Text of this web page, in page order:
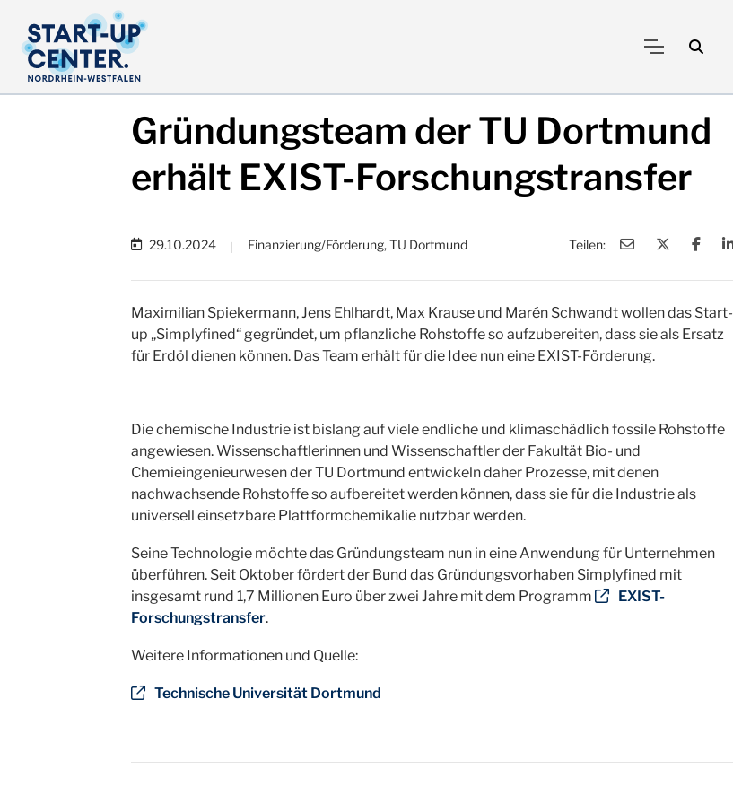
Gründungsteam der TU Dortmund
erhält EXIST-Forschungstransfer
29.10.2024 Finanzierung/Förderung, TU Dortmund Teilen:
Maximilian Spiekermann, Jens Ehlhardt, Max Krause und Marén Schwandt wollen das Start-
up „Simplyfined“ gegründet, um pflanzliche Rohstoffe so aufzubereiten, dass sie als Ersatz
für Erdöl dienen können. Das Team erhält für die Idee nun eine EXIST-Förderung.
Die chemische Industrie ist bislang auf viele endliche und klimaschädlich fossile Rohstoffe
angewiesen. Wissenschaftlerinnen und Wissenschaftler der Fakultät Bio- und
Chemieingenieurwesen der TU Dortmund entwickeln daher Prozesse, mit denen
nachwachsende Rohstoffe so aufbereitet werden können, dass sie für die Industrie als
universell einsetzbare Plattformchemikalie nutzbar werden.
Seine Technologie möchte das Gründungsteam nun in eine Anwendung für Unternehmen
überführen. Seit Oktober fördert der Bund das Gründungsvorhaben Simplyfined mit
insgesamt rund 1,7 Millionen Euro über zwei Jahre mit dem Programm
EXIST-
Forschungstransfer.
Weitere Informationen und Quelle:
Technische Universität Dortmund